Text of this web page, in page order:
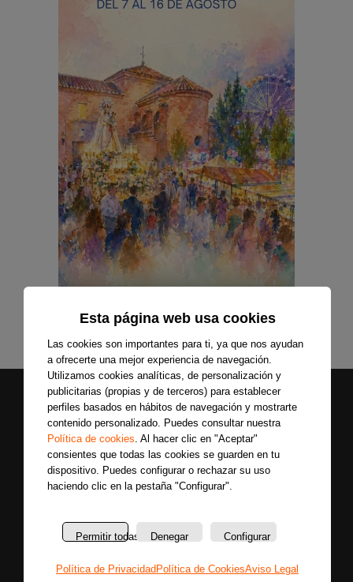
Esta página web usa cookies
Las cookies son importantes para ti, ya que nos ayudan
a ofrecerte una mejor experiencia de navegación.
Utilizamos cookies analíticas, de personalización y
publicitarias (propias y de terceros) para establecer
perfiles basados en hábitos de navegación y mostrarte
contenido personalizado. Puedes consultar nuestra
Política de cookies. Al hacer clic en "Aceptar"
consientes que todas las cookies se guarden en tu
dispositivo. Puedes configurar o rechazar su uso
haciendo clic en la pestaña "Configurar".
Permitir todas Denegar Configurar
Política de Privacidad Política de CookiesAviso Legal
Últimas
noticias
Entrevistas
nosotros
La
Política
Únete a nuestras
entérate primero